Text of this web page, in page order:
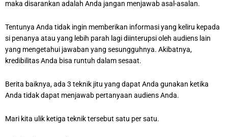
maka disarankan adalah Anda jangan menjawab asal-asalan.
Tentunya Anda tidak ingin memberikan informasi yang keliru kepada
si penanya atau yang lebih parah lagi diinterupsi oleh audiens lain
yang mengetahui jawaban yang sesungguhnya. Akibatnya,
kredibilitas Anda bisa runtuh dalam sesaat.
Berita baiknya, ada 3 teknik jitu yang dapat Anda gunakan ketika
Anda tidak dapat menjawab pertanyaan audiens Anda.
Mari kita ulik ketiga teknik tersebut satu per satu.